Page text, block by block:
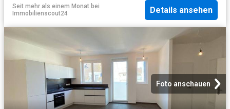
Seit mehr als einem Monat bei
Immobilienscout24
Details ansehen
Foto anschauen